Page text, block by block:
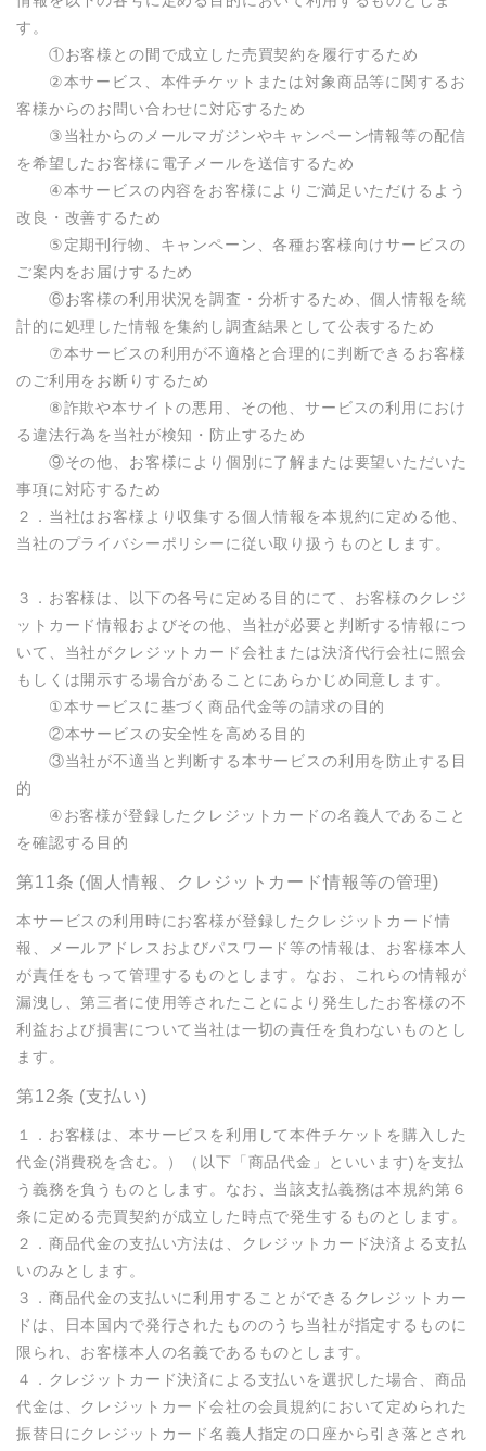
す。
①お客様との間で成立した売買契約を履行するため
②本サービス、本件チケットまたは対象商品等に関するお
客様からのお問い合わせに対応するため
③当社からのメールマガジンやキャンペーン情報等の配信
を希望したお客様に電子メールを送信するため
④本サービスの内容をお客様によりご満足いただけるよう
改良・改善するため
⑤定期刊行物、キャンペーン、各種お客様向けサービスの
ご案内をお届けするため
⑥お客様の利用状況を調査・分析するため、個人情報を統
計的に処理した情報を集約し調査結果として公表するため
⑦本サービスの利用が不適格と合理的に判断できるお客様
のご利用をお断りするため
⑧詐欺や本サイトの悪用、その他、サービスの利用におけ
る違法行為を当社が検知・防止するため
⑨その他、お客様により個別に了解または要望いただいた
事項に対応するため
２．当社はお客様より収集する個人情報を本規約に定める他、
当社のプライバシーポリシーに従い取り扱うものとします。
３．お客様は、以下の各号に定める目的にて、お客様のクレジ
ットカード情報およびその他、当社が必要と判断する情報につ
いて、当社がクレジットカード会社または決済代行会社に照会
もしくは開示する場合があることにあらかじめ同意します。
①本サービスに基づく商品代金等の請求の目的
②本サービスの安全性を高める目的
③当社が不適当と判断する本サービスの利用を防止する目
的
④お客様が登録したクレジットカードの名義人であること
を確認する目的
第11条 (個人情報、クレジットカード情報等の管理)
本サービスの利用時にお客様が登録したクレジットカード情
報、メールアドレスおよびパスワード等の情報は、お客様本人
が責任をもって管理するものとします。なお、これらの情報が
漏洩し、第三者に使用等されたことにより発生したお客様の不
利益および損害について当社は一切の責任を負わないものとし
ます。
第12条 (支払い)
１．お客様は、本サービスを利用して本件チケットを購入した
代金(消費税を含む。）（以下「商品代金」といいます)を支払
う義務を負うものとします。なお、当該支払義務は本規約第６
条に定める売買契約が成立した時点で発生するものとします。
２．商品代金の支払い方法は、クレジットカード決済よる支払
いのみとします。
３．商品代金の支払いに利用することができるクレジットカー
ドは、日本国内で発行されたもののうち当社が指定するものに
限られ、お客様本人の名義であるものとします。
４．クレジットカード決済による支払いを選択した場合、商品
代金は、クレジットカード会社の会員規約において定められた
振替日にクレジットカード名義人指定の口座から引き落とされ